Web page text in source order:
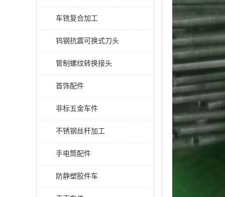
车铣复合加工
钨钢抗震可换式刀头
管制螺纹转换接头
首饰配件
非标五金车件
不锈钢丝杆加工
手电筒配件
防静塑胶件车